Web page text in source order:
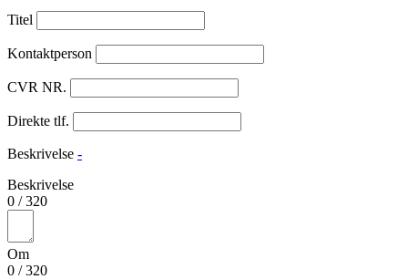
Titel
Kontaktperson
CVR NR.
Direkte tlf.
Beskrivelse -
Beskrivelse
0 /320
Om
0 /320